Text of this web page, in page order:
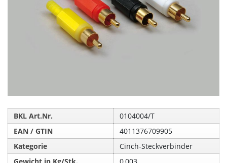
BKL Art.Nr.
0104004/T
EAN / GTIN
4011376709905
Kategorie
Cinch-Steckverbinder